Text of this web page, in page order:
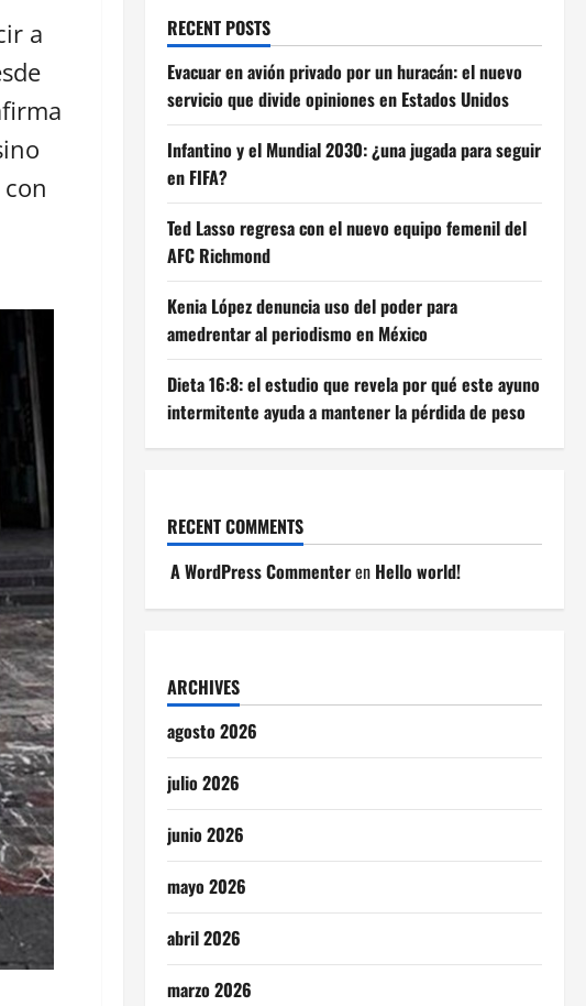
a
RECENT POSTS
Evacuar en avión privado por un huracán: el nuevo
servicio que divide opiniones en Estados Unidos
Infantino y el Mundial 2030: ¿una jugada para seguir
en FIFA?
Ted Lasso regresa con el nuevo equipo femenil del
AFC Richmond
Kenia López denuncia uso del poder para
amedrentar al periodismo en México
Dieta 16:8: el estudio que revela por qué este ayuno
intermitente ayuda a mantener la pérdida de peso
RECENT COMMENTS
A WordPress Commenteren Hello world!
ARCHIVES
agosto 2026
julio 2026
junio 2026
mayo 2026
abril 2026
marzo 2026